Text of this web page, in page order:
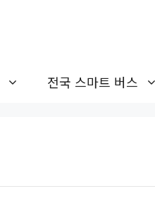
전국 스마트 버스